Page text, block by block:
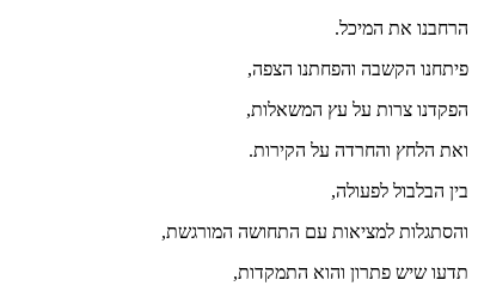
הרחבנו את המיכל.
פיתחנו הקשבה והפחתנו הצפה,
הפקדנו צרות על עץ המשאלות,
ואת הלחץ והחרדה על הקירות.
בין הבלבול לפעולה,
והסתגלות למציאות עם התחושה המורגשת,
תדעו שיש פתרון והוא התמקדות,